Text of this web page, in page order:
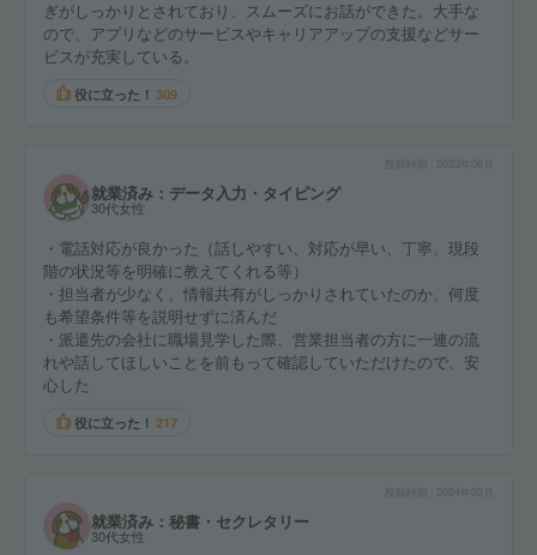
ぎがしっかりとされており、スムーズにお話ができた。大手な
ので、アプリなどのサービスやキャリアアップの支援などサー
ビスが充実している。
役に立った！ 309
就業済み：データ入力・タイピング
30代女性
・電話対応が良かった（話しやすい、対応が早い、丁寧、現段
階の状況等を明確に教えてくれる等）
・担当者が少なく、情報共有がしっかりされていたのか、何度
も希望条件等を説明せずに済んだ
・派遣先の会社に職場見学した際、営業担当者の方に一連の流
れや話してほしいことを前もって確認していただけたので、安
心した
役に立った！ 217
2024年03月
就業済み：秘書・セクレタリー
30代女性